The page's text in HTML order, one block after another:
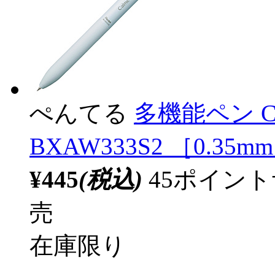
ぺんてる 多機能ペン
BXAW333S2 ［
¥445(税込) 45ポイン
売
在庫限り